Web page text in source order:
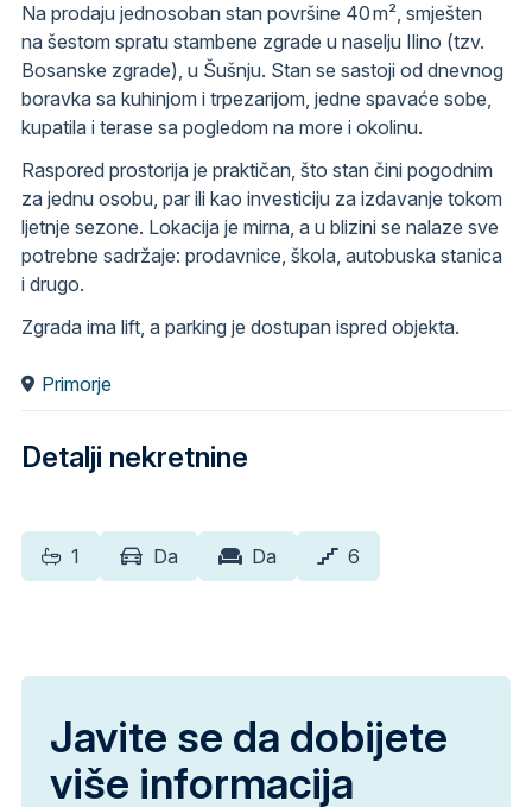
Na prodaju jednosoban stan površine 40 m², smješten
na šestom spratu stambene zgrade u naselju Ilino (tzv.
Bosanske zgrade), u Šušnju. Stan se sastoji od dnevnog
boravka sa kuhinjom i trpezarijom, jedne spavaće sobe,
kupatila i terase sa pogledom na more i okolinu.
Raspored prostorija je praktičan, što stan čini pogodnim
za jednu osobu, par ili kao investiciju za izdavanje tokom
ljetnje sezone. Lokacija je mirna, a u blizini se nalaze sve
potrebne sadržaje: prodavnice, škola, autobuska stanica
i drugo.
Zgrada ima lift, a parking je dostupan ispred objekta.
Primorje
Detalji nekretnine
1 Da Da 6
Javite se da dobijete
više informacija